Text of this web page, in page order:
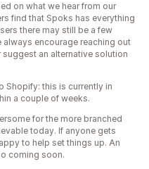
on what we hear from our
find that Spoks has everything
there may still be a few
encourage reaching out
an alternative solution
Shopify: this is currently in
a couple of weeks.
for the more branched
today. If anyone gets
to help set things up. An
coming soon.